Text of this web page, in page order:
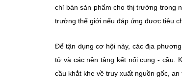
chỉ bán sản phẩm cho thị trường trong
trường thế giới nếu đáp ứng được tiêu
Để tận dụng cơ hội này, các địa
tử và các nền tảng kết nối cung - cầu.
cầu khắt khe về truy xuất nguồn gốc,